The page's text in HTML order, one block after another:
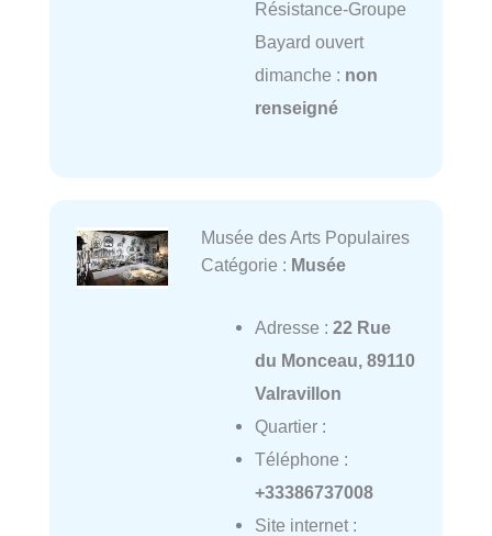
Résistance-Groupe
Bayard ouvert
dimanche : non
renseigné
Musée des Arts Populaires
Catégorie : Musée
Adresse : 22 Rue
du Monceau, 89110
Valravillon
Quartier :
Téléphone :
+33386737008
Site internet :